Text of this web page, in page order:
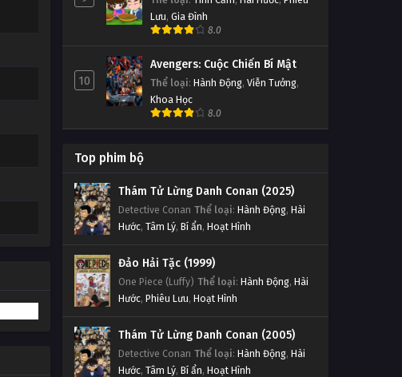
Lưu, Gia Đình
8.0
10
Avengers: Cuộc Chiến Bí Mật
Thể loại: Hành Động, Viễn Tưởng,
Khoa Học
8.0
Top phim bộ
Thám Tử Lừng Danh Conan (2025)
Detective Conan Thể loại: Hành Động, Hài
Hước, Tâm Lý, Bí ẩn, Hoạt Hình
Đảo Hải Tặc (1999)
One Piece (Luffy) Thể loại: Hành Động, Hài
Hước, Phiêu Lưu, Hoạt Hình
Thám Tử Lừng Danh Conan (2005)
Detective Conan Thể loại: Hành Động, Hài
Hước, Tâm Lý, Bí ẩn, Hoạt Hình